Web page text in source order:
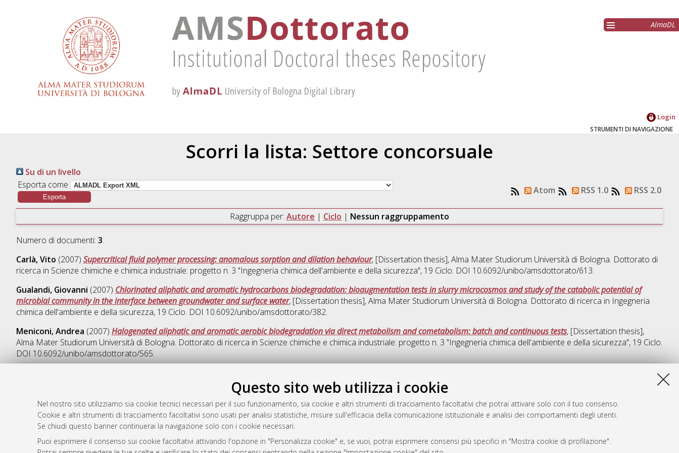
Questo sito web utilizza i cookie
Nel nostro sito utilizziamo sia cookie tecnici necessari per il suo funzionamento, sia cookie e altri strumenti di tracciamento facoltativi che potrai attivare solo con il tuo consenso.
Cookie e altri strumenti di tracciamento facoltativi sono usati per analisi statistiche, misure sull'efficacia della comunicazione istituzionale e analisi dei comportamenti degli utenti.
Se chiudi questo banner continuerai la navigazione solo con i cookie necessari.
Puoi esprimere il consenso sui cookie facoltativi attivando l'opzione in "Personalizza cookie" e, se vuoi, potrai esprimere consensi più specifici in "Mostra cookie di profilazione".
AlmaDL
Login
STRUMENTI DI NAVIGAZIONE
Scorri la lista: Settore concorsuale
Su di un livello
Esporta come
Atom RSS 1.0 RSS 2.0
Raggruppa per: Autore | Ciclo | Nessun raggruppamento
Numero di documenti: 3.
Carlà, Vito (2007) Supercritical fluid polymer processing: anomalous sorption and dilation behaviour, [Dissertation thesis], Alma Mater Studiorum Università di Bologna. Dottorato di
ricerca in Scienze chimiche e chimica industriale: progetto n. 3 "Ingegneria chimica dell'ambiente e della sicurezza", 19 Ciclo. DOI 10.6092/unibo/amsdottorato/613.
Gualandi, Giovanni (2007) Chlorinated aliphatic and aromatic hydrocarbons biodegradation: bioaugmentation tests in slurry microcosmos and study of the catabolic potential of
microbial community in the interface between groundwater and surface water, [Dissertation thesis], Alma Mater Studiorum Università di Bologna. Dottorato di ricerca in Ingegneria
chimica dell'ambiente e della sicurezza, 19 Ciclo. DOI 10.6092/unibo/amsdottorato/382.
Meniconi, Andrea (2007) Halogenated aliphatic and aromatic aerobic biodegradation via direct metabolism and cometabolism: batch and continuous tests, [Dissertation thesis],
Alma Mater Studiorum Università di Bologna. Dottorato di ricerca in Scienze chimiche e chimica industriale: progetto n. 3 "Ingegneria chimica dell'ambiente e della sicurezza", 19 Ciclo.
DOI 10.6092/unibo/amsdottorato/565.
Questa lista e' stata generata il Wed Aug 5 20:37:08 2026 CEST.
Atom
Rss 1.0
Rss 2.0
AMS Dottorato
ISSN: 2038-7946
Servizio implementato e gestito da
Impostazioni Cookie